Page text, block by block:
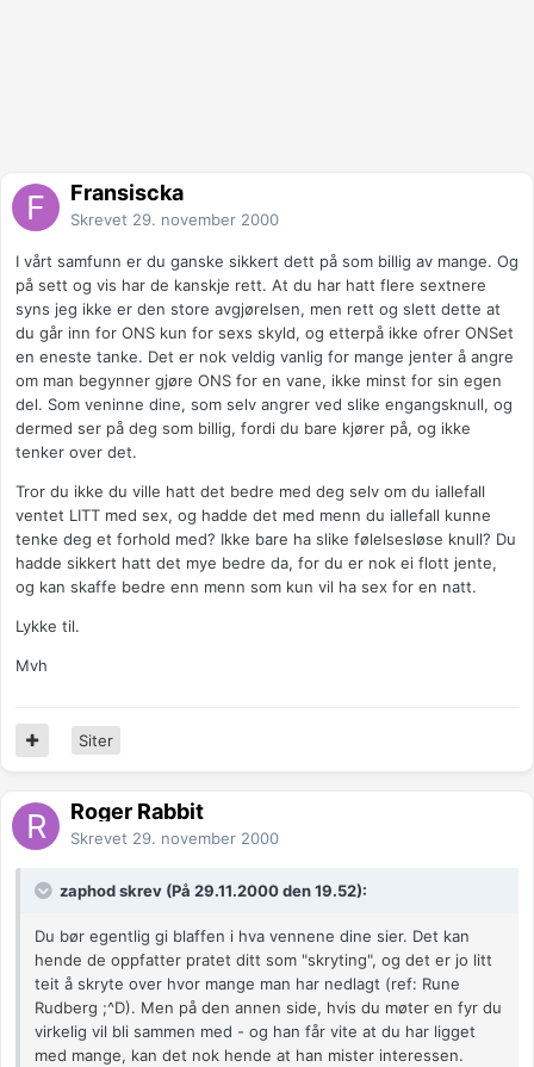
Fransiscka
Skrevet 29. november 2000
I vårt samfunn er du ganske sikkert dett på som billig av mange. Og
på sett og vis har de kanskje rett. At du har hatt flere sextnere
syns jeg ikke er den store avgjørelsen, men rett og slett dette at
du går inn for ONS kun for sexs skyld, og etterpå ikke ofrer ONSet
en eneste tanke. Det er nok veldig vanlig for mange jenter å angre
om man begynner gjøre ONS for en vane, ikke minst for sin egen
del. Som veninne dine, som selv angrer ved slike engangsknull, og
dermed ser på deg som billig, fordi du bare kjører på, og ikke
tenker over det.
Tror du ikke du ville hatt det bedre med deg selv om du iallefall
ventet LITT med sex, og hadde det med menn du iallefall kunne
tenke deg et forhold med? Ikke bare ha slike følelsesløse knull? Du
hadde sikkert hatt det mye bedre da, for du er nok ei flott jente,
og kan skaffe bedre enn menn som kun vil ha sex for en natt.
Lykke til.
Mvh
Siter
Roger Rabbit
Skrevet 29. november 2000
zaphod skrev (På 29.11.2000 den 19.52):
Du bør egentlig gi blaffen i hva vennene dine sier. Det kan
hende de oppfatter pratet ditt som "skryting", og det er jo litt
teit å skryte over hvor mange man har nedlagt (ref: Rune
Rudberg ;^D). Men på den annen side, hvis du møter en fyr du
virkelig vil bli sammen med - og han får vite at du har ligget
med mange, kan det nok hende at han mister interessen.